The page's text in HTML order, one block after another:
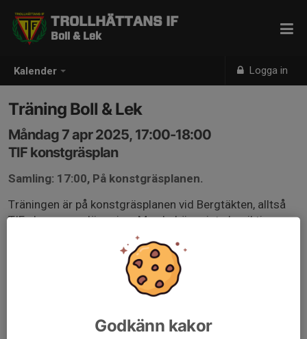
Kalender Logga in
TROLLHÄTTANS IF
Boll & Lek
Träning Boll & Lek
Måndag 7 apr 2025, 17:00-18:00
TIF konstgräsplan
Samling: 17:00, På konstgräsplanen.
Träningen är på konstgräsplanen vid Bergtäkten, alltså
TIFs hemma anläggning. Man behöver inte ha riktiga
fotbollsskor, det går bra med vanliga, däremot
undanbedes gummistövlar. Kom ihåg, kläder efter väder,
det är viktigt att hålla sig varm och så torr som möjligt.
Godkänn kakor